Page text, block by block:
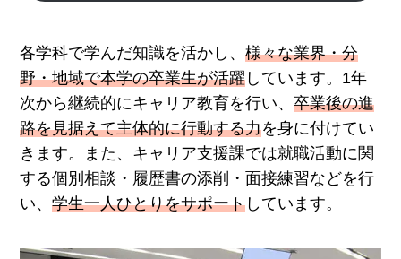
各学科で学んだ知識を活かし、様々な業界・分
野・地域で本学の卒業生が活躍 しています。1年
次から継続的にキャリア教育を行い、卒業後の進
路を見据えて主体的に行動する力を身に付けてい
きます。また、キャリア支援課では就職活動に関
する個別相談・履歴書の添削・面接練習などを行
い、学生一人ひとりをサポート しています。